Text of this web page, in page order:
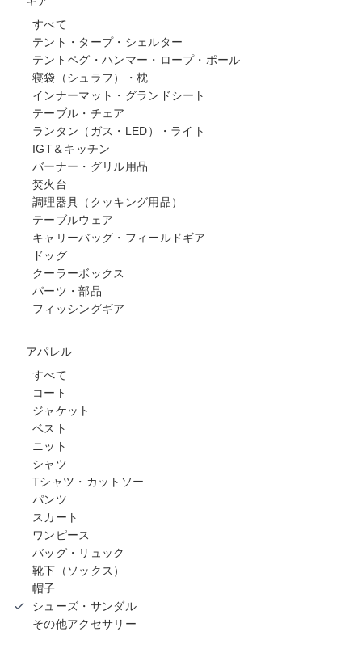
すべて
テント・タープ・シェルター
テントペグ・ハンマー・ロープ・ポール
寝袋（シュラフ）・枕
インナーマット・グランドシート
テーブル・チェア
ランタン（ガス・LED）・ライト
IGT＆キッチン
バーナー・グリル用品
焚火台
調理器具（クッキング用品）
テーブルウェア
キャリーバッグ・フィールドギア
ドッグ
クーラーボックス
パーツ・部品
フィッシングギア
アパレル
すべて
コート
ジャケット
ベスト
ニット
シャツ
Tシャツ・カットソー
パンツ
スカート
ワンピース
バッグ・リュック
靴下（ソックス）
帽子
シューズ・サンダル
その他アクセサリー